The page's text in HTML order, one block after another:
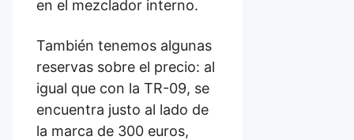
en el mezclador interno.
También tenemos algunas
reservas sobre el precio: al
igual que con la TR-09, se
encuentra justo al lado de
la marca de 300 euros,